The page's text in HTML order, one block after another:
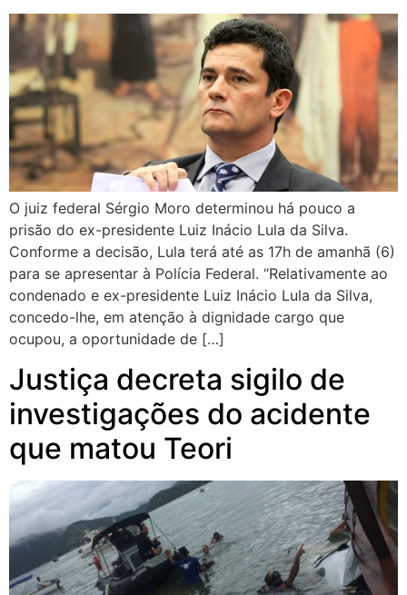
O juiz federal Sérgio Moro determinou há pouco a
prisão do ex-presidente Luiz Inácio Lula da Silva.
Conforme a decisão, Lula terá até as 17h de amanhã (6)
para se apresentar à Polícia Federal. “Relativamente ao
condenado e ex-presidente Luiz Inácio Lula da Silva,
concedo-lhe, em atenção à dignidade cargo que
ocupou, a oportunidade de […]
Justiça decreta sigilo de
investigações do acidente
que matou Teori